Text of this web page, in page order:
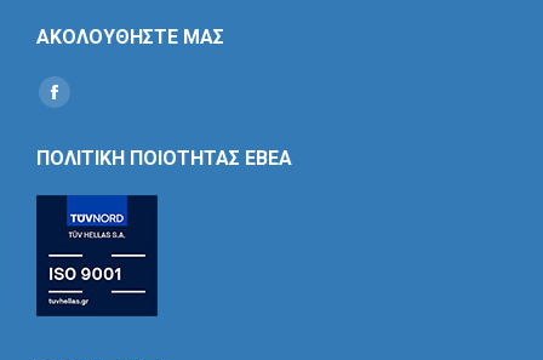
ΑΚΟΛΟΥΘΗΣΤΕ ΜΑΣ
Find us on:
Social
ΠΟΛΙΤΙΚΗ ΠΟΙΟΤΗΤΑΣ ΕΒΕΑ